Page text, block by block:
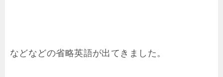
などなどの省略英語が出てきました。